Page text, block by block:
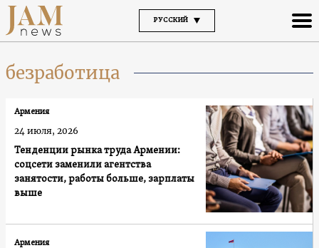
РУССКИЙ
безработица
Тенденции рынка труда Армении:
соцсети заменили агентства
занятости, работы больше, зарплаты
выше
Армения
24 июля, 2026
Армения